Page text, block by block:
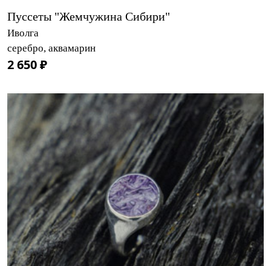
Пуссеты "Жемчужина Сибири"
Иволга
серебро, аквамарин
2 650 ₽